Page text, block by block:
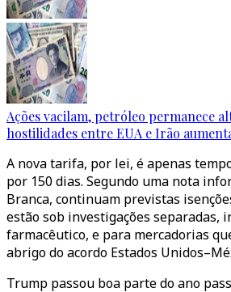
Ações vacilam, petróleo permanece
hostilidades entre EUA e Irão
A nova tarifa, por lei, é apenas
por 150 dias. Segundo uma nota
Branca, continuam previstas
estão sob investigações separadas,
farmacêutico, e para mercadorias
abrigo do acordo Estados
Trump passou boa parte do ano